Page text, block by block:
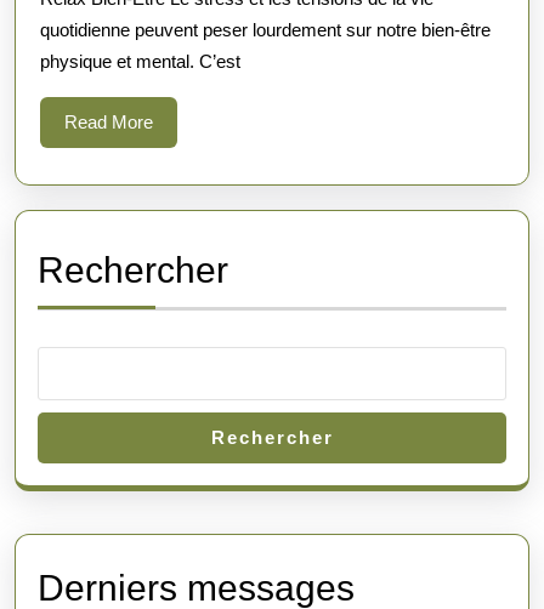
pour
quotidienne peuvent peser lourdement sur notre bien-être
physique et mental. C’est
Read MoreRead
More
Rechercher
Rechercher
Derniers messages